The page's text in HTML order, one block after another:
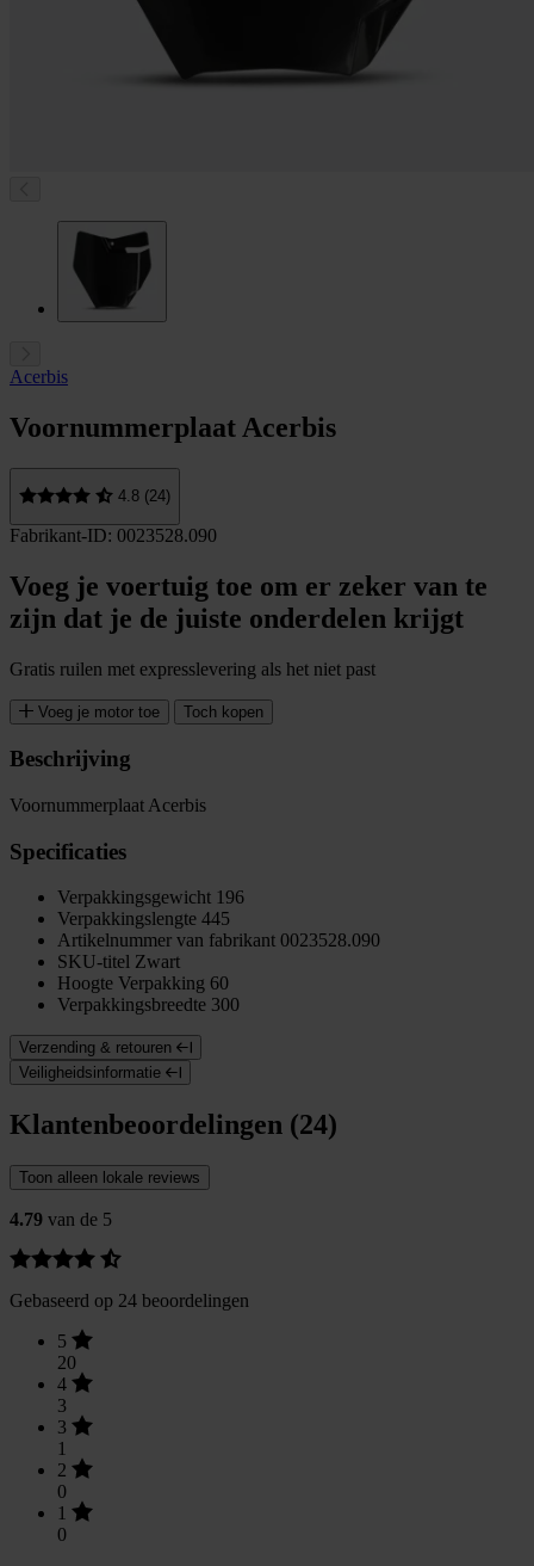
Acerbis
Voornummerplaat Acerbis
4.8 (24)
Fabrikant-ID: 0023528.090
Voeg je voertuig toe om er zeker van te
zijn dat je de juiste onderdelen krijgt
Gratis ruilen met expresslevering als het niet past
Voeg je motor toe Toch kopen
Beschrijving
Voornummerplaat Acerbis
Specificaties
Verpakkingsgewicht 196
Verpakkingslengte 445
Artikelnummer van fabrikant 0023528.090
SKU-titel Zwart
Hoogte Verpakking 60
Verpakkingsbreedte 300
Verzending & retouren
Veiligheidsinformatie
Klantenbeoordelingen (24)
Toon alleen lokale reviews
4.79 van de 5
Gebaseerd op 24 beoordelingen
5
20
4
3
3
1
2
0
1
0